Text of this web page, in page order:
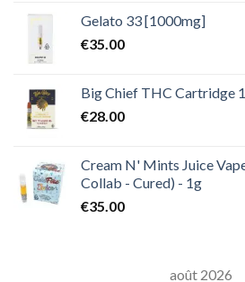
Gelato 33 [1000mg]
€35.00
Big Chief THC Cartridge
€28.00
Cream N' Mints Juice
Collab - Cured) - 1g
€35.00
août 2026